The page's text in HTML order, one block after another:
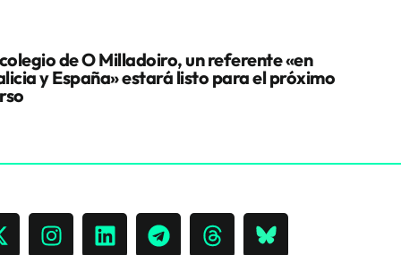
de O Milladoiro, un referente «en
y España» estará listo para el próximo